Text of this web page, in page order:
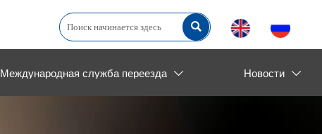

Международная служба переезда  Новости 